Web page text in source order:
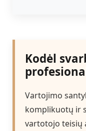
Kodėl
Vartojimo
komplikuotų ir
vartotojo teisių